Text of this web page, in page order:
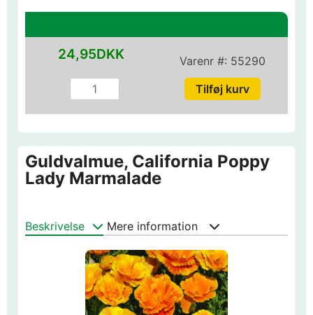
Varenr #: 55290
24,95DKK
Guldvalmue, California Poppy
Lady Marmalade
Beskrivelse Mere information